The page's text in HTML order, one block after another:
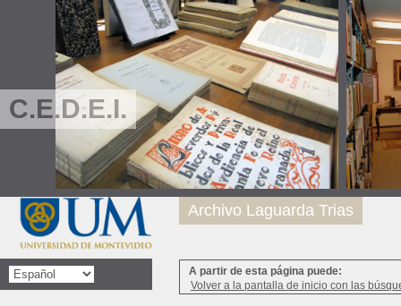
C.E.D.E.I.
A partir de esta página puede:
Volver a la pantalla de inicio con las
Archivo Laguarda Trias